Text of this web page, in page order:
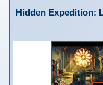
Hidden Expedition: